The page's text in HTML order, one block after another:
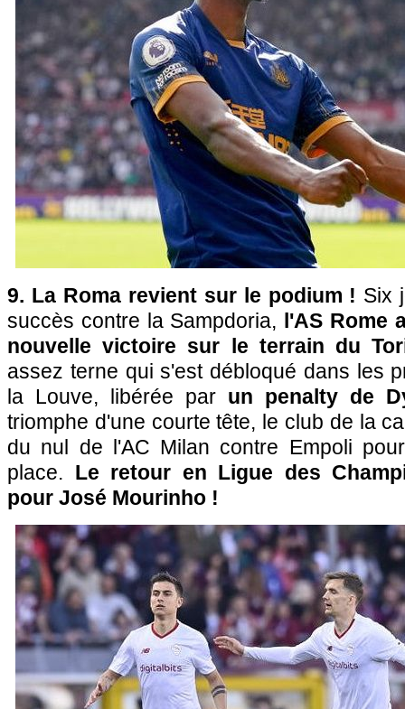
9. La Roma revient sur le podium ! Six
succès contre la Sampdoria, l'AS Rome
nouvelle victoire sur le terrain du
assez terne qui s'est débloqué dans les
la Louve, libérée par un penalty de
triomphe d'une courte tête, le club de la
du nul de l'AC Milan contre Empoli
place. Le retour en Ligue des
pour José Mourinho !